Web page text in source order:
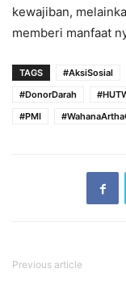
kewajiban,
memberi manfaat
TAGS #AksiSosial
#DonorDarah
#PMI
Previous article